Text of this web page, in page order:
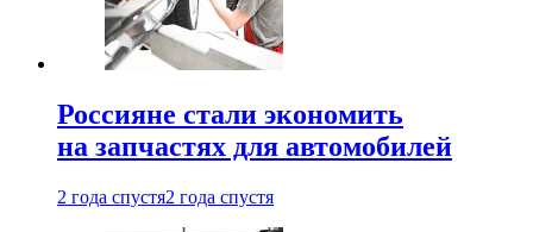
Россияне стали экономить
на запчастях для автомобилей
2 года спустя2 года спустя